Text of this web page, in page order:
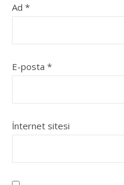
Ad *
E-posta *
İnternet sitesi